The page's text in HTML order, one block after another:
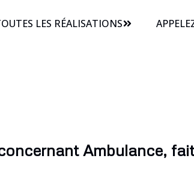
LES RÉALISATIONS
Ambulance,